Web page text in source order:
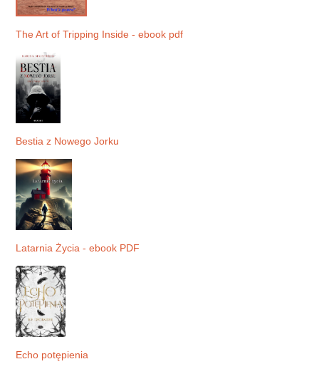
The Art of Tripping Inside - ebook pdf
Bestia z Nowego Jorku
Latarnia Życia - ebook PDF
Echo potępienia